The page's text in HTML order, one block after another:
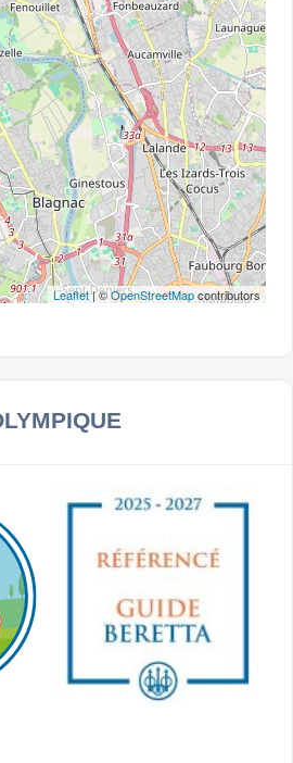
Leaflet| ©OpenStreetMapcontributors